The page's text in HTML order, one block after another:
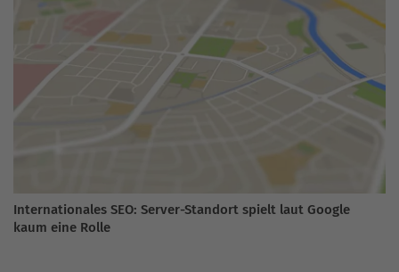
Internationales SEO: Server-Standort spielt laut Google
kaum eine Rolle